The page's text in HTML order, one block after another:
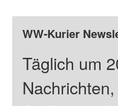
WW-Kurier
Täglich um